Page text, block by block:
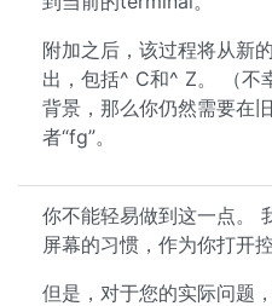
附加之后，该过程将从新
出，包括^ C和^ Z。 （不
背景，那么你仍然需要在
者“fg”。
你不能轻易做到这一点。
屏幕的习惯，作为你打开
但是，对于您的实际问题